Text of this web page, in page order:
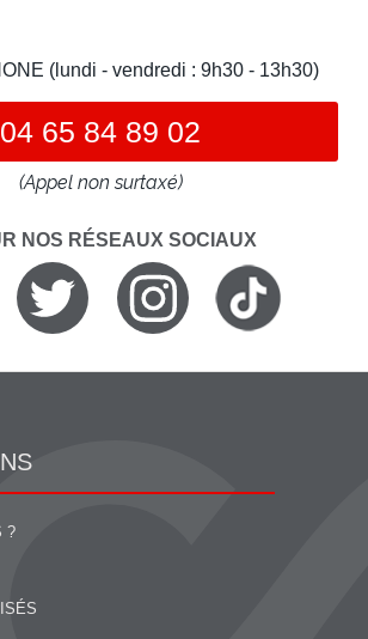
(lundi - vendredi : 9h30 - 13h30)
04 65 84 89 02
(Appel non surtaxé)
NOS RÉSEAUX SOCIAUX
?